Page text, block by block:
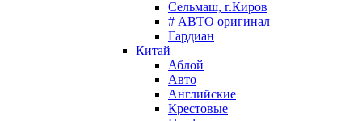
Сельмаш, г.Киров
# АВТО оригинал
Гардиан
Китай
Аблой
Авто
Английские
Крестовые